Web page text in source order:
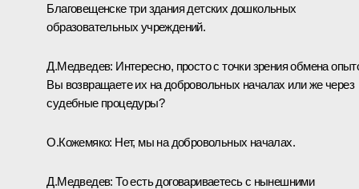
Благовещенске три здания детских дошкольных
образовательных учреждений.
Д.Медведев: Интересно, просто с точки зрения обмена
Вы возвращаете их на добровольных началах или же через
судебные процедуры?
О.Кожемяко: Нет, мы на добровольных началах.
Д.Медведев:То есть договариваетесь с нынешними